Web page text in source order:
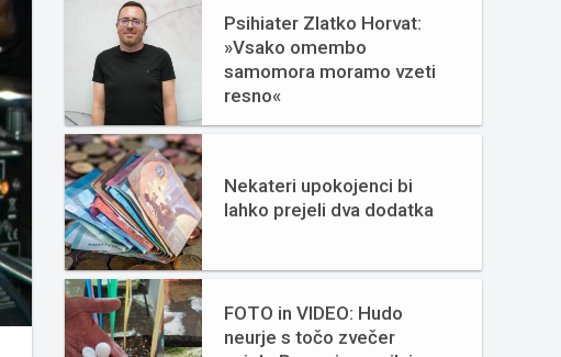
Psihiater Zlatko Horvat:
»Vsako omembo
samomora moramo vzeti
resno«
Nekateri upokojenci bi
lahko prejeli dva dodatka
FOTO in VIDEO: Hudo
neurje s točo zvečer